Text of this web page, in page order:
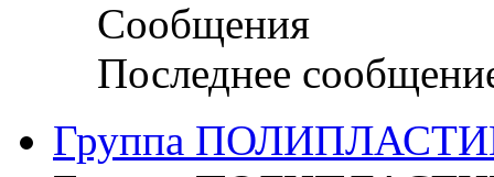
Сообщения
Последнее
Группа